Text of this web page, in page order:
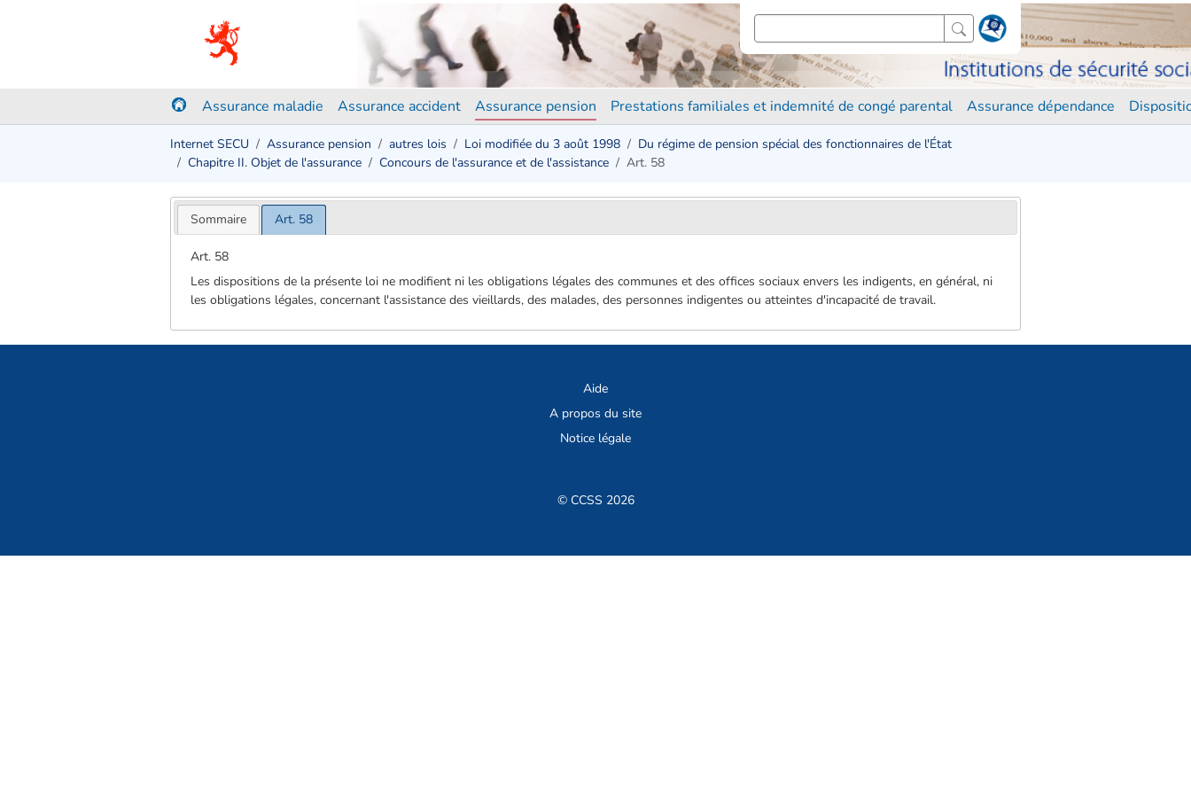
Assurance maladie Assurance accident Assurance pension Prestations familiales et indemnité de congé parental Assurance dépendance
Internet SECU Assurance pension autres lois Loi modifiée du 3 août 1998
Du régime de pension spécial des fonctionnaires de l'État
Chapitre II. Objet de l'assurance
Concours de l'assurance et de l'assistance Art. 58
Sommaire Art. 58
Art. 58
Les dispositions de la présente loi ne modifient ni les obligations légales des communes et des offices sociaux envers les indigents, en général, ni
les obligations légales, concernant l'assistance des vieillards, des malades, des personnes indigentes ou atteintes d'incapacité de travail.
Aide
A propos du site
Notice légale
© CCSS 2026